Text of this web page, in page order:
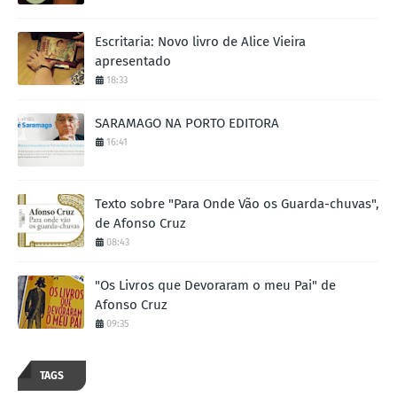
Escritaria: Novo livro de Alice Vieira
apresentado
18:33
SARAMAGO NA PORTO EDITORA
16:41
Texto sobre "Para Onde Vão os Guarda-chuvas",
de Afonso Cruz
08:43
"Os Livros que Devoraram o meu Pai" de
Afonso Cruz
09:35
TAGS